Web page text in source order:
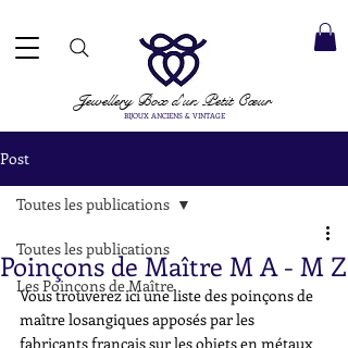
Jewellery Boxd'un Petit Cœur
BIJOUX ANCIENS & VINTAGE
Post
Toutes les publications
Les Poinçons de Maître
Toutes les publications
Poinçons de Maître M A - M Z
Vous trouverez ici une liste des poinçons de
maître losangiques apposés par les
fabricants français sur les objets en métaux